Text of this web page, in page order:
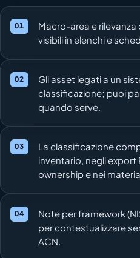
Macro-area e
visibili in elenchi e
Gli asset legati a un
classificazione; puoi
quando serve.
La classificazione
inventario, negli export
ownership e nei
Note per framework
per contestualizzare
ACN.